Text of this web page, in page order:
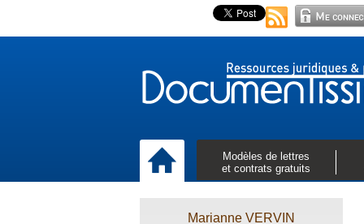
Modèles de lettres
et contrats gratuits
Marianne VERVIN